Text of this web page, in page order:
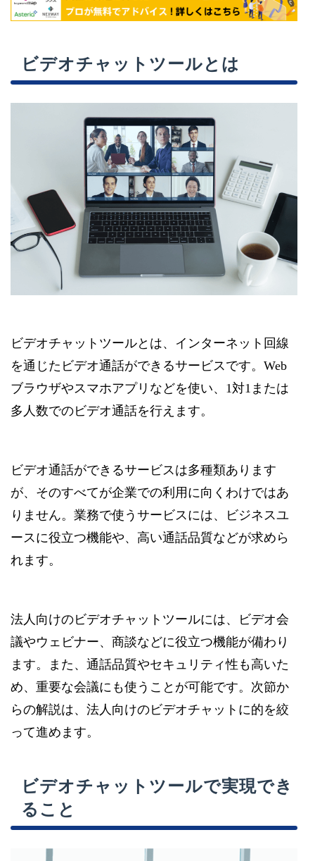
ビデオチャットツールとは
ビデオチャットツールとは、インターネット回線
を通じたビデオ通話ができるサービスです。Web
ブラウザやスマホアプリなどを使い、1対1または
多人数でのビデオ通話を行えます。
ビデオ通話ができるサービスは多種類あります
が、そのすべてが企業での利用に向くわけではあ
りません。業務で使うサービスには、ビジネスユ
ースに役立つ機能や、高い通話品質などが求めら
れます。
法人向けのビデオチャットツールには、ビデオ会
議やウェビナー、商談などに役立つ機能が備わり
ます。また、通話品質やセキュリティ性も高いた
め、重要な会議にも使うことが可能です。次節か
らの解説は、法人向けのビデオチャットに的を絞
って進めます。
ビデオチャットツールで実現でき
ること